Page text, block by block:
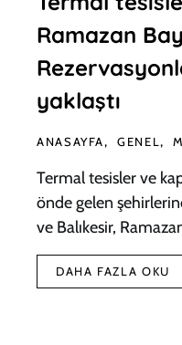
Ramazan
yaklaştı
ANASAYFA GENEL
Termal tesisler ve
önde gelen
ve Balıkesir,
DAHA FAZLA OKU